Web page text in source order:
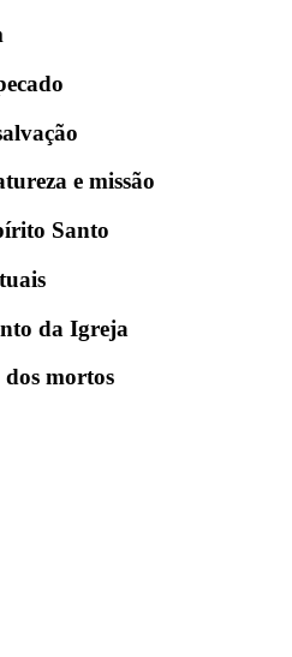
e missão
Santo
da Igreja
mortos